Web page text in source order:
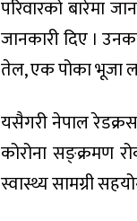
परिवारको बारेमा
जानकारी दिए ।
तेल, एक पोका भूजा
यसैगरी नेपाल रेडक्रस
कोरोना सङ्क्रमण
स्वास्थ्य सामग्री